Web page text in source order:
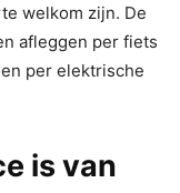
welkom zijn. De
afleggen per fiets
per elektrische
is van